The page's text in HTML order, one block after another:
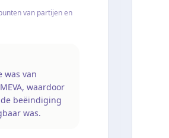
van partijen en
was van
waardoor
beëindiging
was.